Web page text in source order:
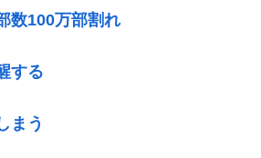
数100万部割れ
する
まう